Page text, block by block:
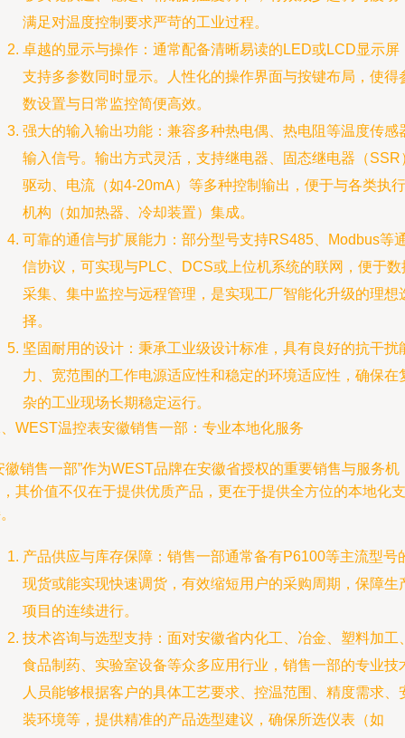
满足对温度控制要求严苛的工业过程。
卓越的显示与操作：通常配备清晰易读的LED或LCD显示屏
支持多参数同时显示。人性化的操作界面与按键布局，使得
数设置与日常监控简便高效。
强大的输入输出功能：兼容多种热电偶、热电阻等温度传感
输入信号。输出方式灵活，支持继电器、固态继电器（SSR
驱动、电流（如4-20mA）等多种控制输出，便于与各类执行
机构（如加热器、冷却装置）集成。
可靠的通信与扩展能力：部分型号支持RS485、Modbus等
信协议，可实现与PLC、DCS或上位机系统的联网，便于数
采集、集中监控与远程管理，是实现工厂智能化升级的理想
择。
坚固耐用的设计：秉承工业级设计标准，具有良好的抗干扰
力、宽范围的工作电源适应性和稳定的环境适应性，确保在
杂的工业现场长期稳定运行。
WEST温控表安徽销售一部：专业本地化服务
徽销售一部”作为WEST品牌在安徽省授权的重要销售与服务机
其价值不仅在于提供优质产品，更在于提供全方位的本地化支
产品供应与库存保障：销售一部通常备有P6100等主流型号
现货或能实现快速调货，有效缩短用户的采购周期，保障生
项目的连续进行。
技术咨询与选型支持：面对安徽省内化工、冶金、塑料加工
食品制药、实验室设备等众多应用行业，销售一部的专业技
人员能够根据客户的具体工艺要求、控温范围、精度需求、
装环境等，提供精准的产品选型建议，确保所选仪表（如